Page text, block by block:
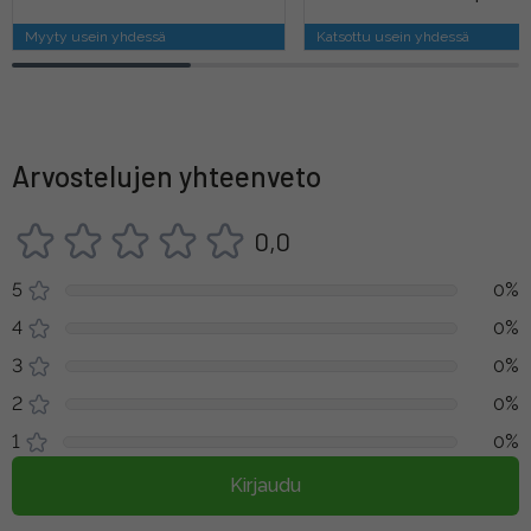
Myyty usein yhdessä Katsottu usein yhdessä
Arvostelujen yhteenveto
0,0
5
0%
4
0%
3
0%
2
0%
1
0%
Kirjaudu